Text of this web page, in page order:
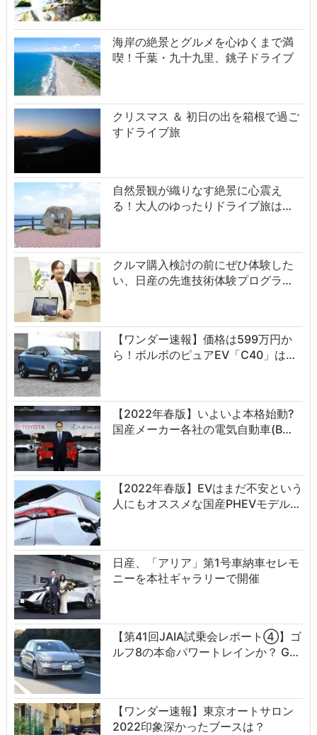
海岸の絶景とグルメを心ゆくまで満
喫！千葉・九十九里、銚子ドライブ
クリスマス ＆ 初日の出を箱根で過ご
すドライブ旅
自然景観が織りなす絶景に心震え
る！大人のゆったりドライブ旅は…
クルマ購入検討の前にぜひ体験した
い、日産の先進技術体験プログラ…
【ワンダー速報】価格は599万円か
ら！ボルボのピュアEV「C40」は…
【2022年春版】いよいよ本格始動?
国産メーカー各社の電気自動車(B…
【2022年春版】EVはまだ不安という
人にもオススメな国産PHEVモデル…
日産、「アリア」第1号車納車セレモ
ニーを本社ギャラリーで開催
【第41回JAIA試乗会レポート④】ゴ
ルフ8の本命パワートレインか？ G…
【ワンダー速報】東京オートサロン
2022印象深かったブースは？